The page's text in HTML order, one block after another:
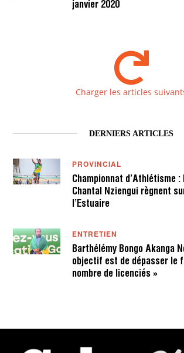
janvier 2020
Charger les articles
DERNIERS ARTICLES
PROVINCIAL
Championnat d’Athlétisme :
Chantal Nziengui règnent
l’Estuaire
ENTRETIEN
Barthélémy Bongo Akanga
objectif est de dépasser le
nombre de licenciés »